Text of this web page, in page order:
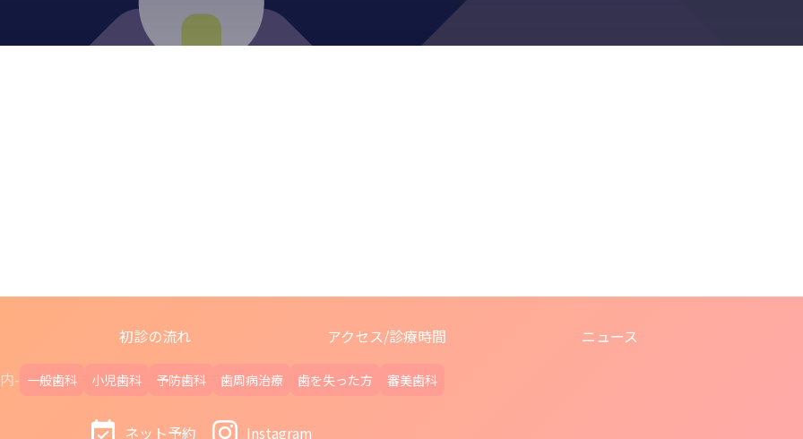
初診の流れ アクセス/診療時間
ニュース
- 一般歯科 小児歯科 予防歯科 歯周病治療 歯を失った方 審美歯科
ネット予約 Instagram